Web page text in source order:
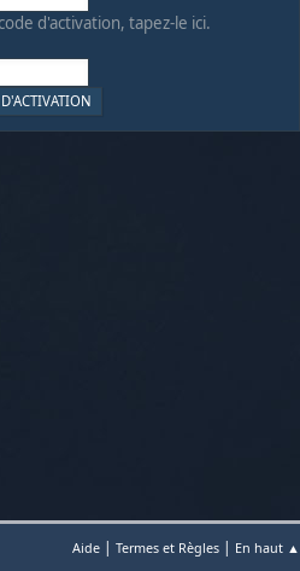
d'activation, tapez-le ici.
Aide | Termes et Règles | En haut ▲